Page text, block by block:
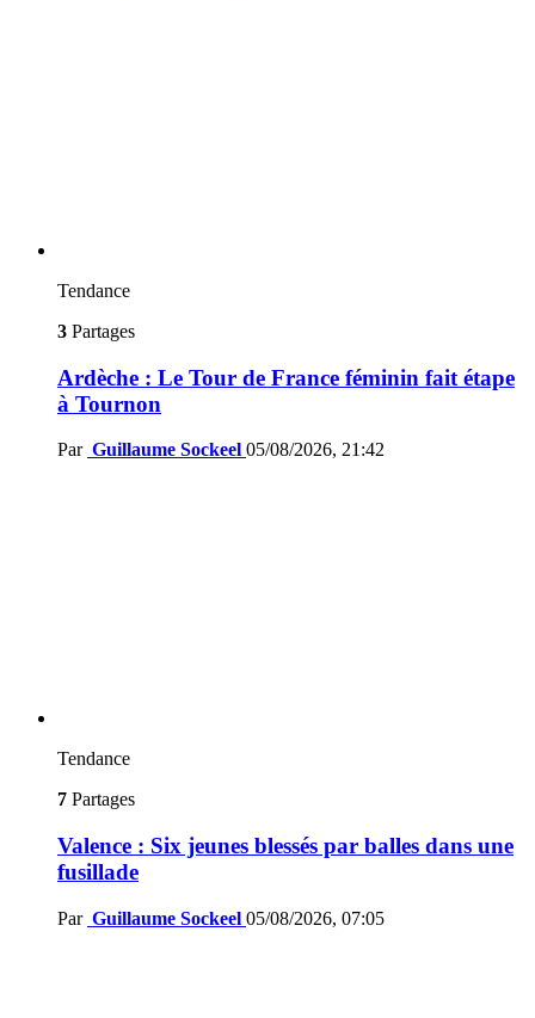
Tendance
3 Partages
Ardèche : Le Tour de France féminin fait étape
à Tournon
Par Guillaume Sockeel 05/08/2026, 21:42
Tendance
7 Partages
Valence : Six jeunes blessés par balles dans une
fusillade
Par Guillaume Sockeel 05/08/2026, 07:05